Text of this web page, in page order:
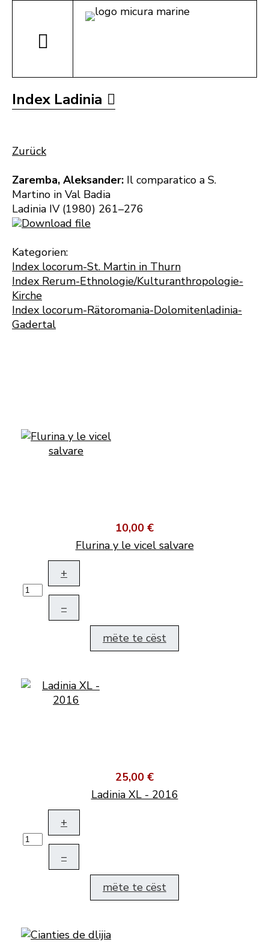
Index Ladinia
Zurück
Zaremba, Aleksander: Il comparatico a S.
Martino in Val Badia
Ladinia IV (1980) 261–276
Download file
Kategorien:
Index locorum-St. Martin in Thurn
Index Rerum-Ethnologie/Kulturanthropologie-
Kirche
Index locorum-Rätoromania-Dolomitenladinia-
Gadertal
10,00 €
Flurina y le vicel salvare
+
–
mëte te cëst
25,00 €
Ladinia XL - 2016
+
–
mëte te cëst